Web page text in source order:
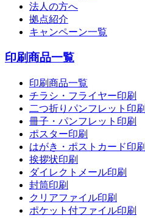
法人の方へ
拠点紹介
キャンペーン一覧
印刷商品一覧
印刷商品一覧
チラシ・フライヤー印刷
二つ折りパンフレット印刷
冊子・パンフレット印刷
ポスター印刷
はがき・ポストカード印刷
挨拶状印刷
ダイレクトメール印刷
封筒印刷
クリアファイル印刷
ポケット付ファイル印刷